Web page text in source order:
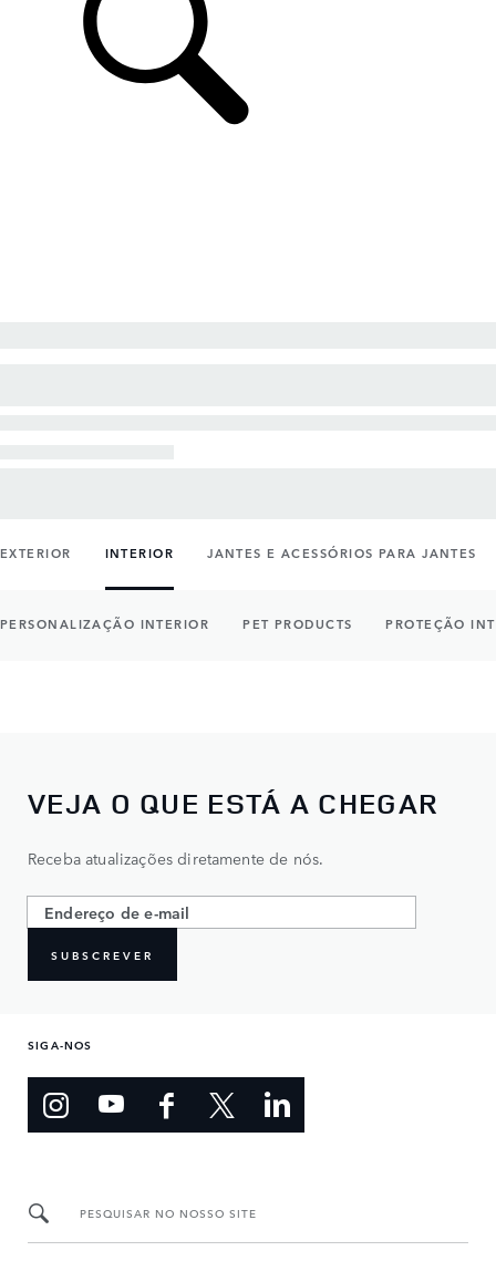
EXTERIOR INTERIOR JANTES E ACESSÓRIOS PARA JANTES
PERSONALIZAÇÃO INTERIOR PET PRODUCTS PROTEÇÃO
VEJA O QUE ESTÁ A CHEGAR
Receba atualizações diretamente de nós.
SUBSCREVER
SIGA-NOS
PESQUISAR NO NOSSO SITE